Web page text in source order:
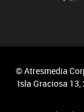
© Atresmedia
Isla Graciosa 13,